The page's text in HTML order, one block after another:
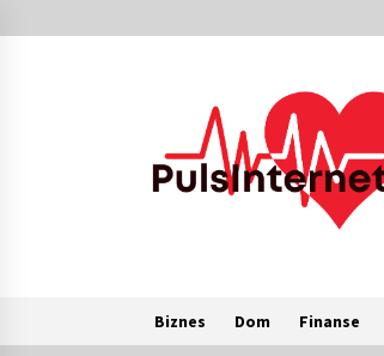
to
Biznes Dom Finanse